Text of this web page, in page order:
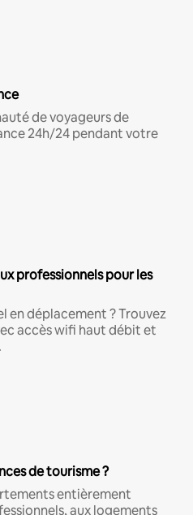
de voyageurs de
24h/24 pendant votre
professionnels pour les
en déplacement ? Trouvez
accès wifi haut débit et
de tourisme ?
entièrement
aux logements